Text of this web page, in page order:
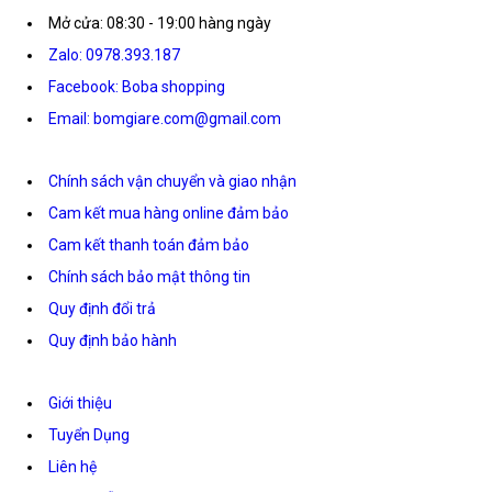
Mở cửa: 08:30 - 19:00 hàng ngày
Zalo: 0978.393.187
Facebook: Boba shopping
Email: bomgiare.com@gmail.com
Chính sách vận chuyển và giao nhận
Cam kết mua hàng online đảm bảo
Cam kết thanh toán đảm bảo
Chính sách bảo mật thông tin
Quy định đổi trả
Quy định bảo hành
Giới thiệu
Tuyển Dụng
Liên hệ